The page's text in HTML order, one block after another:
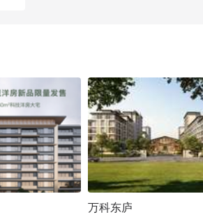
万科东庐